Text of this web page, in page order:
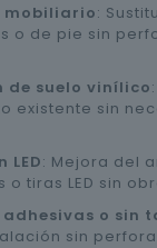
mobiliario:
o de pie sin
de suelo vinílico
existente sin
: Mejora del
tiras LED sin
o sin
sin